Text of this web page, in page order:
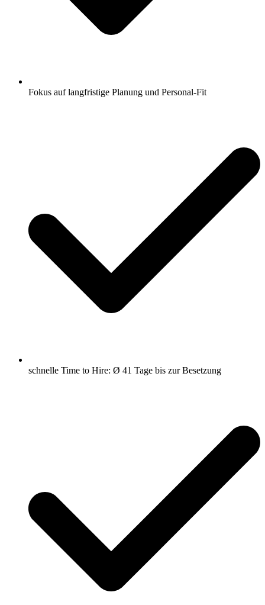
Fokus auf langfristige Planung und Personal-Fit
schnelle Time to Hire: Ø 41 Tage bis zur Besetzung